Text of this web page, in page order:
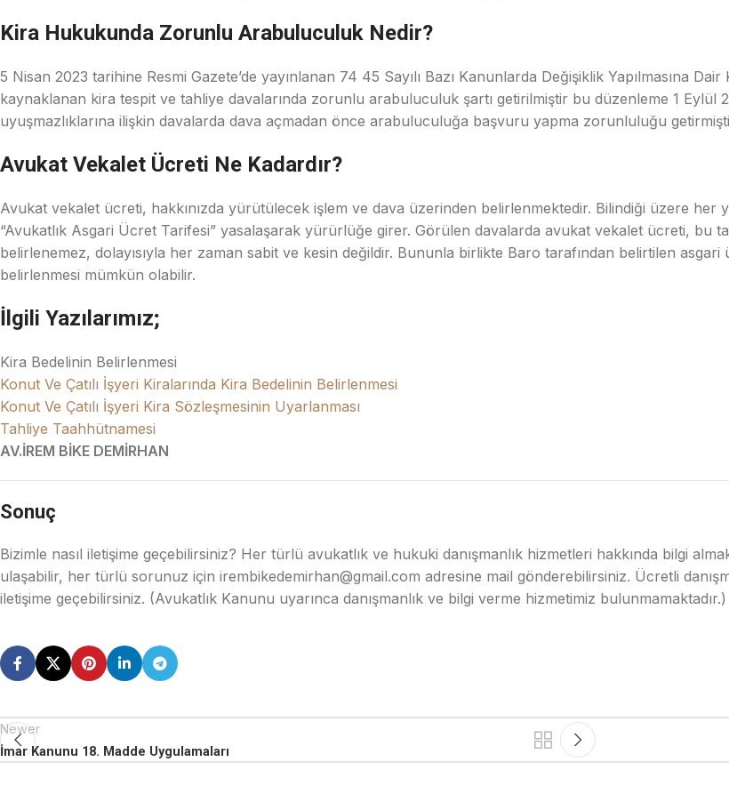
Kira Hukukunda Zorunlu Arabuluculuk Nedir?
5 Nisan 2023 tarihine Resmi Gazete’de yayınlanan 74 45 Sayılı Bazı Kanunlarda Değişiklik Yapılmasına
kaynaklanan kira tespit ve tahliye davalarında zorunlu arabuluculuk şartı getirilmiştir bu düzenleme 1 Eylül
uyuşmazlıklarına ilişkin davalarda dava açmadan önce arabuluculuğa başvuru yapma zorunluluğu
Avukat Vekalet Ücreti Ne Kadardır?
Avukat vekalet ücreti, hakkınızda yürütülecek işlem ve dava üzerinden belirlenmektedir. Bilindiği üzere her
“Avukatlık Asgari Ücret Tarifesi” yasalaşarak yürürlüğe girer. Görülen davalarda avukat vekalet ücreti, bu
belirlenemez, dolayısıyla her zaman sabit ve kesin değildir. Bununla birlikte Baro tarafından belirtilen
belirlenmesi mümkün olabilir.
İlgili Yazılarımız;
Kira Bedelinin Belirlenmesi
Konut Ve Çatılı İşyeri Kiralarında Kira Bedelinin Belirlenmesi
Konut Ve Çatılı İşyeri Kira Sözleşmesinin Uyarlanması
Tahliye Taahhütnamesi
AV.İREM BİKE DEMİRHAN
Sonuç
Bizimle nasıl iletişime geçebilirsiniz? Her türlü avukatlık ve hukuki danışmanlık hizmetleri hakkında bilgi
ulaşabilir, her türlü sorunuz için irembikedemirhan@gmail.com adresine mail gönderebilirsiniz. Ücretli
iletişime geçebilirsiniz. (Avukatlık Kanunu uyarınca danışmanlık ve bilgi verme hizmetimiz bulunmamaktadır.)
Newer
İmar Kanunu 18. Madde Uygulamaları